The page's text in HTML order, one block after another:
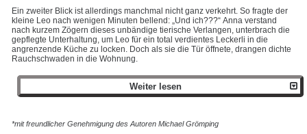
Ein zweiter Blick ist allerdings manchmal nicht ganz verkehrt. So fragte der
kleine Leo nach wenigen Minuten bellend: „Und ich???“ Anna verstand
nach kurzem Zögern dieses unbändige tierische Verlangen, unterbrach die
gepflegte Unterhaltung, um Leo für ein total verdientes Leckerli in die
angrenzende Küche zu locken. Doch als sie die Tür öffnete, drangen dichte
Rauchschwaden in die Wohnung.
Weiter lesen
*mit freundlicher Genehmigung des Autoren Michael Grömping